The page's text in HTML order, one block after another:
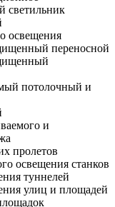
светильник
освещения
переносной
потолочный и
и
пролетов
освещения станков
туннелей
улиц и площадей